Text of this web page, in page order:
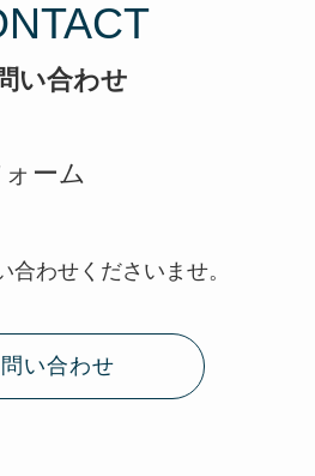
い合わせ
ーム
合わせくださいませ。
い合わせ